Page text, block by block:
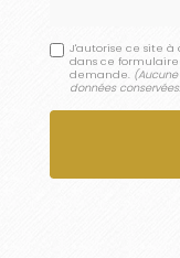
J'autorise ce site à
dans ce
demande.
données